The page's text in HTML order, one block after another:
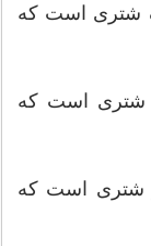
شتری است كه
شتری است كه
شتری است كه